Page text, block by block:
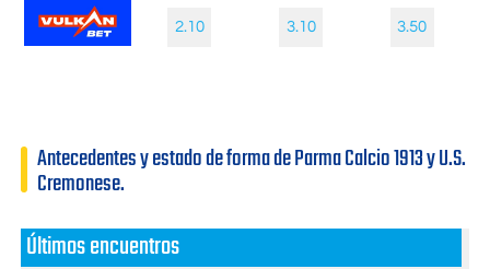
2.10 3.10 3.50
Antecedentes y estado de forma de Parma Calcio 1913 y U.S.
Cremonese.
Últimos encuentros